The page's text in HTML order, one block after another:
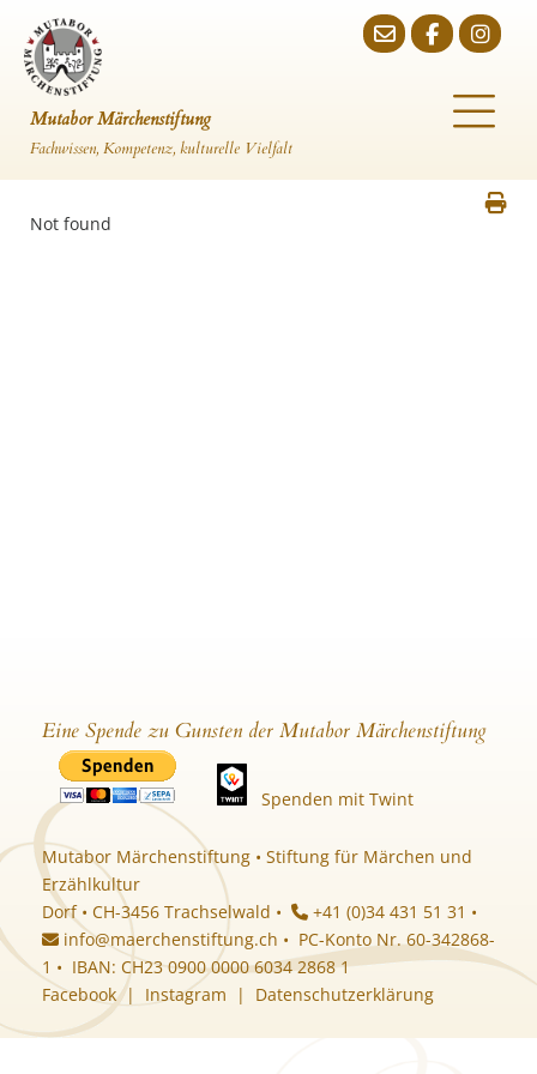
Mutabor Märchenstiftung
Fachwissen, Kompetenz, kulturelle Vielfalt
Not found
Eine Spende zu Gunsten der Mutabor Märchenstiftung
Spenden mit Twint
Mutabor Märchenstiftung • Stiftung für Märchen und
Erzählkultur
Dorf • CH-3456 Trachselwald •
+41 (0)34 431 51 31 •
info@maerchenstiftung.ch • PC-Konto Nr. 60-342868-
1 • IBAN: CH23 0900 0000 6034 2868 1
Facebook| Instagram | Datenschutzerklärung